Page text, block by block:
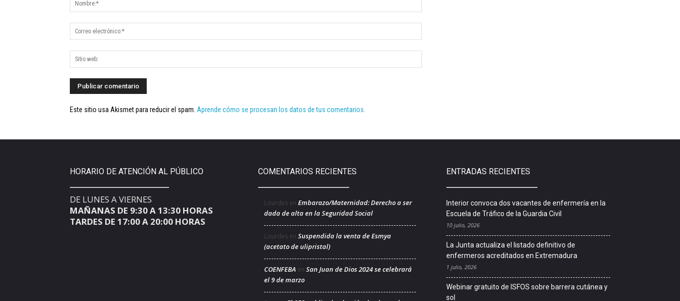
Este sitio usa Akismet para reducir el spam. Aprende cómo se procesan los datos de tus comentarios.
HORARIO DE ATENCIÓN AL PÚBLICO
DE LUNES A VIERNES
MAÑANAS DE 9:30 A 13:30 HORAS
TARDES DE 17:00 A 20:00 HORAS
COMENTARIOS RECIENTES
Lourdes en Embarazo/Maternidad: Derecho a ser
dada de alta en la Seguridad Social
Lourdes en Suspendida la venta de Esmya
(acetato de ulipristal)
COENFEBA en San Juan de Dios 2024 se celebrará
el 9 de marzo
ENTRADAS RECIENTES
Interior convoca dos vacantes de enfermería en la
Escuela de Tráfico de la Guardia Civil
10 julio, 2026
La Junta actualiza el listado definitivo de
enfermeros acreditados en Extremadura
1 julio, 2026
Webinar gratuito de ISFOS sobre barrera cutánea y
sol